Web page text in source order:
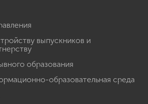
выпускников и
образования
образовательная среда